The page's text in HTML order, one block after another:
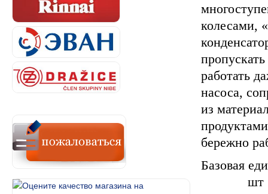
колесами,
работать
насоса,
из
бережно
шт